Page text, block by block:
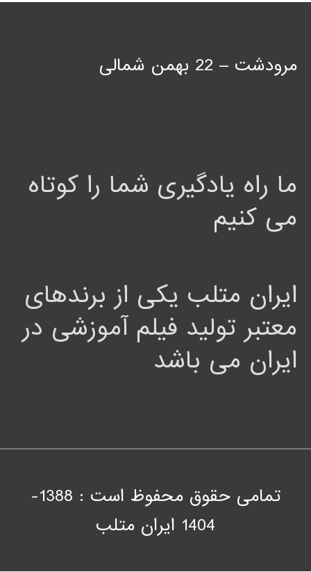
مرودشت – 22 بهمن شمالی
ما راه یادگیری شما را کوتاه
می کنیم
ایران متلب یکی از برندهای
معتبر تولید فیلم آموزشی در
ایران می باشد
تمامی حقوق محفوظ است : 1388-
1404 ايران متلب